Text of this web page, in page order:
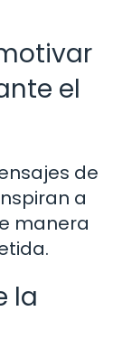
el
de
a
manera
la